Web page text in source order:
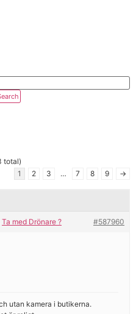
total)
1
2 3 … 7 8 9 →
Ta med Drönare ? #587960
utan kamera i butikerna.